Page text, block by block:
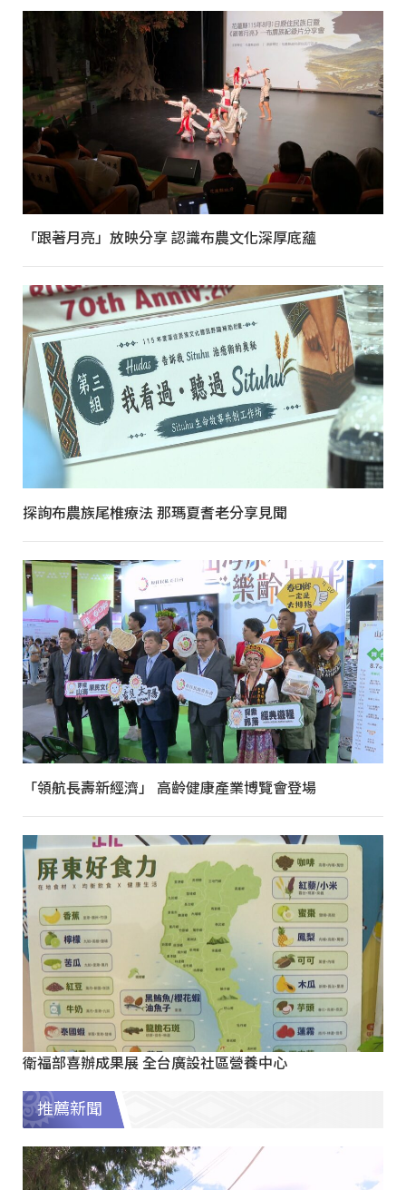
「跟著月亮」放映分享 認識布農文化深厚底蘊
探詢布農族尾椎療法 那瑪夏耆老分享見聞
「領航長壽新經濟」 高齡健康產業博覽會登場
衛福部喜辦成果展 全台廣設社區營養中心
推薦新聞